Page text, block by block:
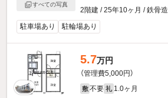
すべての写真
2階建 / 25年10ヶ月 / 鉄骨造
駐車場あり
駐輪場あり
5.7万円
（管理費5,000円）
敷 不要 礼 1.0ヶ月